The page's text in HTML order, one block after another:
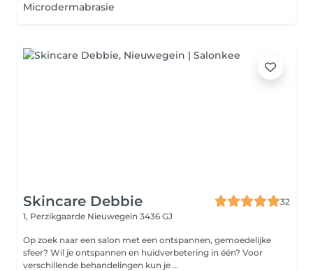
Microdermabrasie
Skincare Debbie
32
1, Perzikgaarde Nieuwegein 3436 GJ
Op zoek naar een salon met een ontspannen, gemoedelijke
sfeer? Wil je ontspannen en huidverbetering in één? Voor
verschillende behandelingen kun je ...